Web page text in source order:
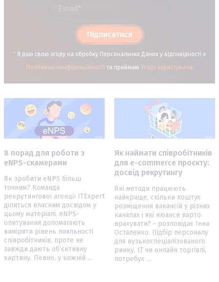
Підписатися
* Я даю свою згоду на обробку Персональних Даних у відповідності з
Політикою конфіденційності та приймаю Угоду користувача
8 порад для роботи з
eNPS-скамерами
Як зробити eNPS більш
точним? Команда
рекрутингової агенції ITExpert
ділиться власним досвідом у
цьому матеріалі. eNPS-
опитування допомагають
виміряти рівень лояльності
співробітників, проте не
завжди дають об’єктивну
картину. Певно, у кожній ...
Як наймати співробітників
для e-commerce проєкту:
досвід рекрутингу
Які методи працюють
найкраще, скільки коштує
розміщення вакансій у різних
каналах і які нюанси варто
врахувати? - розповідає Інна
Остапенко. Підбір персоналу
для вузькоспеціалізованого
ринку, IT чи онлайн торгівлі,
потребує ...